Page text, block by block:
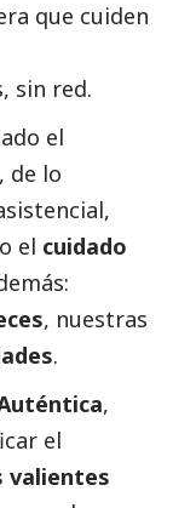
que cuiden
sin red.
el
de lo
el cuidado
, nuestras
.
,
el
valientes